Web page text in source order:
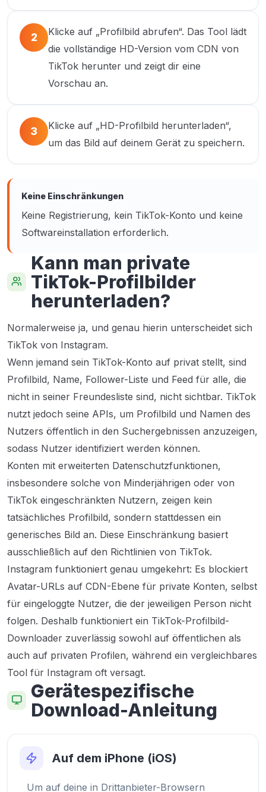
2
Klicke auf „Profilbild abrufen“. Das Tool lädt
die vollständige HD-Version vom CDN von
TikTok herunter und zeigt dir eine
Vorschau an.
3
Klicke auf „HD-Profilbild herunterladen“,
um das Bild auf deinem Gerät zu speichern.
Keine Einschränkungen
Keine Registrierung, kein TikTok-Konto und keine
Softwareinstallation erforderlich.
Kann man private
TikTok-Profilbilder
herunterladen?
Normalerweise ja, und genau hierin unterscheidet sich
TikTok von Instagram.
Wenn jemand sein TikTok-Konto auf privat stellt, sind
Profilbild, Name, Follower-Liste und Feed für alle, die
nicht in seiner Freundesliste sind, nicht sichtbar. TikTok
nutzt jedoch seine APIs, um Profilbild und Namen des
Nutzers öffentlich in den Suchergebnissen anzuzeigen,
sodass Nutzer identifiziert werden können.
Konten mit erweiterten Datenschutzfunktionen,
insbesondere solche von Minderjährigen oder von
TikTok eingeschränkten Nutzern, zeigen kein
tatsächliches Profilbild, sondern stattdessen ein
generisches Bild an. Diese Einschränkung basiert
ausschließlich auf den Richtlinien von TikTok.
Instagram funktioniert genau umgekehrt: Es blockiert
Avatar-URLs auf CDN-Ebene für private Konten, selbst
für eingeloggte Nutzer, die der jeweiligen Person nicht
folgen. Deshalb funktioniert ein TikTok-Profilbild-
Downloader zuverlässig sowohl auf öffentlichen als
auch auf privaten Profilen, während ein vergleichbares
Tool für Instagram oft versagt.
Gerätespezifische
Download-Anleitung
Auf dem iPhone (iOS)
Um auf deine in Drittanbieter-Browsern